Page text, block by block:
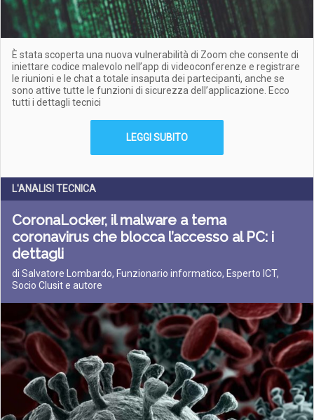
È stata scoperta una nuova vulnerabilità di Zoom che consente di
iniettare codice malevolo nell’app di videoconferenze e registrare
le riunioni e le chat a totale insaputa dei partecipanti, anche se
sono attive tutte le funzioni di sicurezza dell’applicazione. Ecco
tutti i dettagli tecnici
LEGGI SUBITO
L'ANALISI TECNICA
CoronaLocker, il malware a tema
coronavirus che blocca l’accesso al PC: i
dettagli
di Salvatore Lombardo, Funzionario informatico, Esperto ICT,
Socio Clusit e autore